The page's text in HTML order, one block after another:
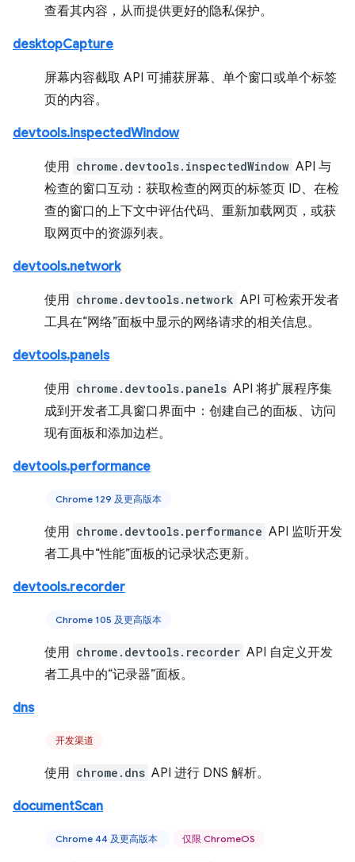
查看其内容，从而提供更好的隐私保护。
desktopCapture
屏幕内容截取 API 可捕获屏幕、单个窗口或单个标签
页的内容。
devtools.inspectedWindow
使用 chrome.devtools.inspectedWindow API 与
检查的窗口互动：获取检查的网页的标签页 ID、在检
查的窗口的上下文中评估代码、重新加载网页，或获
取网页中的资源列表。
devtools.network
使用 chrome.devtools.network API 可检索开发者
工具在“网络”面板中显示的网络请求的相关信息。
devtools.panels
使用 chrome.devtools.panels API 将扩展程序集
成到开发者工具窗口界面中：创建自己的面板、访问
现有面板和添加边栏。
devtools.performance
Chrome 129 及更高版本
使用 chrome.devtools.performance API 监听开发
者工具中“性能”面板的记录状态更新。
devtools.recorder
Chrome 105 及更高版本
使用 chrome.devtools.recorder API 自定义开发
者工具中的“记录器”面板。
dns
开发渠道
使用 chrome.dns API 进行 DNS 解析。
documentScan
Chrome 44 及更高版本 仅限 ChromeOS